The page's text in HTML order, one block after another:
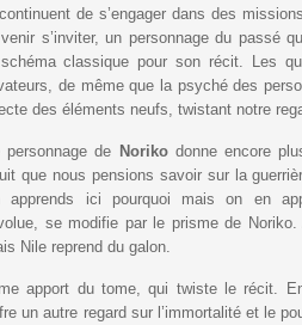
de s’engager dans des
s’inviter, un personnage du passé
classique pour son récit. Les
de même que la psyché des
des éléments neufs, twistant notre
personnage de Norikodonne encore
que nous pensions savoir sur la
apprends ici pourquoi mais on en
se modifie par le prisme de
Nile reprend du galon.
apport du tome, qui twiste le récit.
un autre regard sur l’immortalité et le